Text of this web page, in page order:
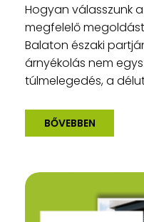
Hogyan válasszunk
megfelelő
Balaton északi
árnyékolás nem
túlmelegedés, a
BŐVEBBEN